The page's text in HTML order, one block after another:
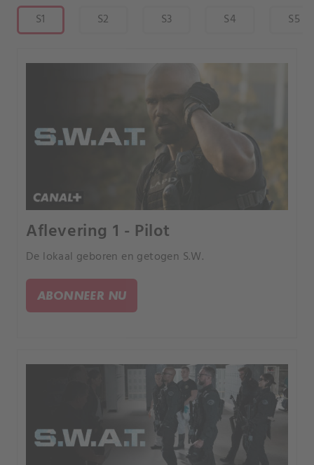
S1 S2 S3 S4 S5
Aflevering 1 - Pilot
De lokaal geboren en getogen S.W.
ABONNEER NU